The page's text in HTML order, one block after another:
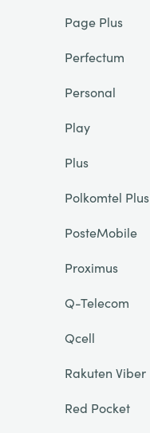
Page Plus
Perfectum
Personal
Play
Plus
Polkomtel Plus
PosteMobile
Proximus
Q-Telecom
Qcell
Rakuten Viber
Red Pocket